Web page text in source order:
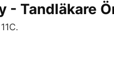
- Tandläkare